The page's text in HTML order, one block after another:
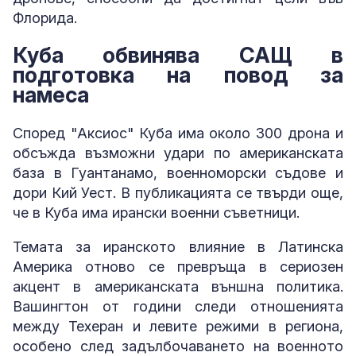
Флорида.
Куба обвинява САЩ в
подготовка на повод за
намеса
Според "Аксиос" Куба има около 300 дрона и
обсъжда възможни удари по американската
база в Гуантанамо, военноморски съдове и
дори Кий Уест. В публикацията се твърди още,
че в Куба има ирански военни съветници.
Темата за иранското влияние в Латинска
Америка отново се превръща в сериозен
акцент в американската външна политика.
Вашингтон от години следи отношенията
между Техеран и левите режими в региона,
особено след задълбочаването на военното